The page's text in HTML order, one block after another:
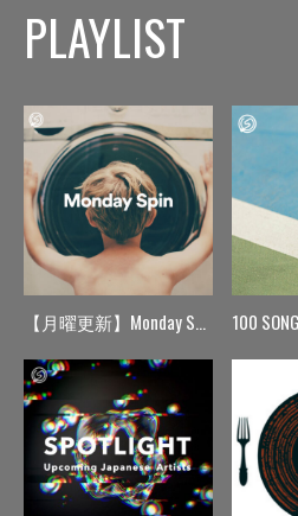
PLAYLIST
【月曜更新】Monday Spin 100